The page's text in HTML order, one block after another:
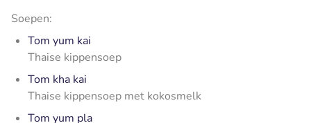
Soepen:
Tom yum kai
Thaise kippensoep
Tom kha kai
Thaise kippensoep met kokosmelk
Tom yum pla